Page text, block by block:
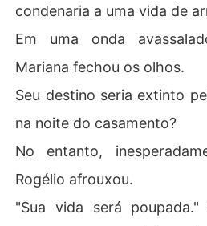
condenaria a uma vida de
Em uma onda
Mariana fechou os olhos.
Seu destino seria extinto
na noite do casamento?
No entanto,
Rogélio afrouxou.
"Sua vida será poupada."